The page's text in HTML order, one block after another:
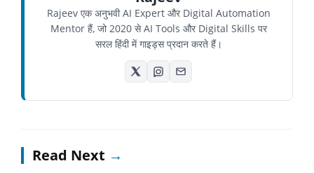
Rajeev एक अनुभवी AI Expert और Digital Automation
Mentor हैं, जो 2020 से AI Tools और Digital Skills पर
सरल हिंदी में गाइड्स प्रदान करते हैं।
Read Next →